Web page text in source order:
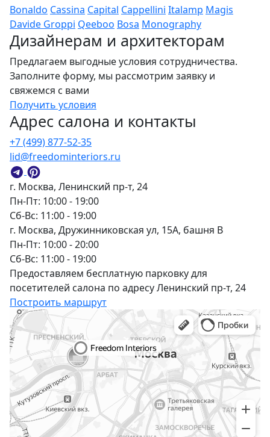
Bonaldo Cassina Capital Cappellini Italamp Magis
Davide Groppi Qeeboo Bosa Monography
Дизайнерам и архитекторам
Предлагаем выгодные условия сотрудничества.
Заполните форму, мы рассмотрим заявку и
свяжемся с вами
Получить условия
Адрес салона и контакты
г. Москва, Ленинский пр-т, 24
Пн-Пт: 10:00 - 19:00
Сб-Вс: 11:00 - 19:00
г. Москва, Дружинниковская ул, 15А, башня В
Пн-Пт: 10:00 - 20:00
Сб-Вс: 11:00 - 19:00
Предоставляем бесплатную парковку для
посетителей салона по адресу Ленинский пр-т, 24
Построить маршрут
+7 (499) 877-52-35
lid@freedominteriors.ru